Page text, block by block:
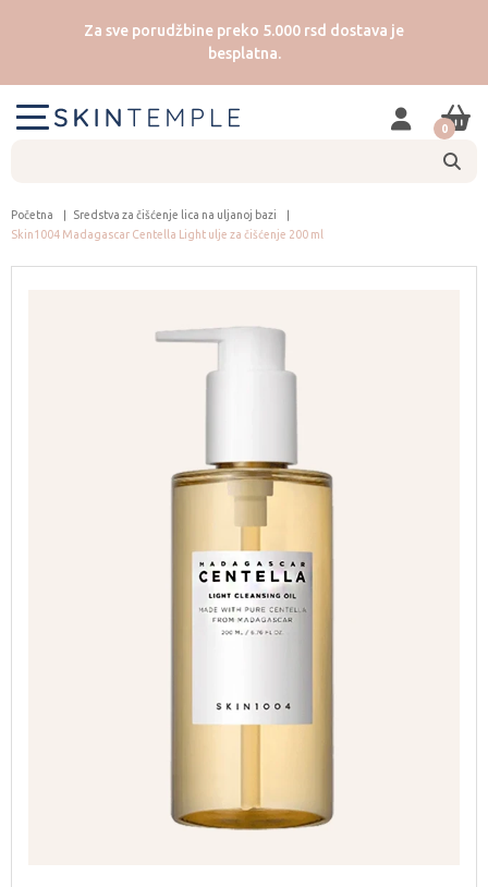
Za sve porudžbine preko 5.000 rsd dostava je
besplatna.
0
Početna
Sredstva za čišćenje lica na uljanoj bazi
Skin1004 Madagascar Centella Light ulje za čišćenje 200 ml